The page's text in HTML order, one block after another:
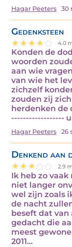
Hagar Peeters 30
Gedenksteen
4.0
Konden de
woorden
aan wie
van wie het
zichzelf
zouden zij
herdenken de
------------------
Hagar Peeters 26
Denkend aan
2.9
Ik heb zo
niet langer
wel zijn zoals
de nacht
beseft dat
gedacht die
meest
2011…